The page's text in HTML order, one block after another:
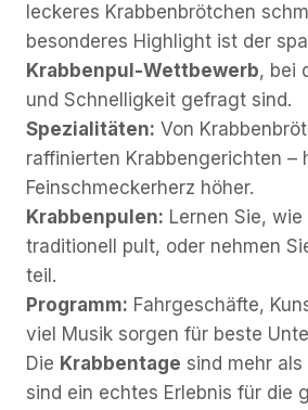
leckeres Krabbenbrötchen
besonderes Highlight ist der
Krabbenpul-Wettbewerb, bei
und Schnelligkeit gefragt sind.
Spezialitäten: Von
raffinierten Krabbengerichten –
Feinschmeckerherz höher.
Krabbenpulen: Lernen Sie,
traditionell pult, oder nehmen
teil.
Programm: Fahrgeschäfte,
viel Musik sorgen für beste
Die Krabbentage sind mehr als
sind ein echtes Erlebnis für die